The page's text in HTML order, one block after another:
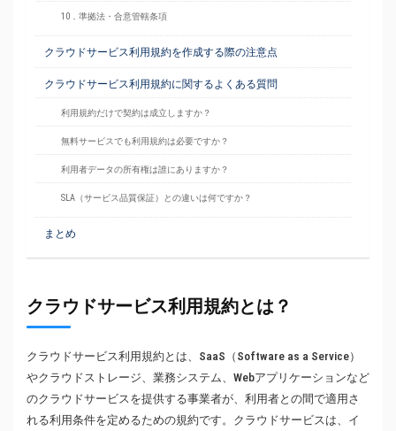
10．準拠法・合意管轄条項
クラウドサービス利用規約を作成する際の注意点
クラウドサービス利用規約に関するよくある質問
利用規約だけで契約は成立しますか？
無料サービスでも利用規約は必要ですか？
利用者データの所有権は誰にありますか？
SLA（サービス品質保証）との違いは何ですか？
まとめ
クラウドサービス利用規約とは？
クラウドサービス利用規約とは、SaaS（Software as a Service）
やクラウドストレージ、業務システム、Webアプリケーションなど
のクラウドサービスを提供する事業者が、利用者との間で適用さ
れる利用条件を定めるための規約です。クラウドサービスは、イ